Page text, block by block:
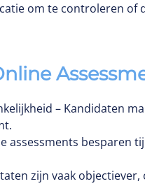
om te controleren of
– Kandidaten
assessments besparen
zijn vaak